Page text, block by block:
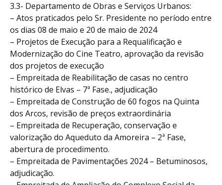
3.3- Departamento de Obras e Serviços Urbanos:
– Atos praticados pelo Sr. Presidente no período entre
os dias 08 de maio e 20 de maio de 2024
– Projetos de Execução para a Requalificação e
Modernização do Cine Teatro, aprovação da revisão
dos projetos de execução
– Empreitada de Reabilitação de casas no centro
histórico de Elvas – 7ª Fase., adjudicação
– Empreitada de Construção de 60 fogos na Quinta
dos Arcos, revisão de preços extraordinária
– Empreitada de Recuperação, conservação e
valorização do Aqueduto da Amoreira – 2ª Fase,
abertura de procedimento.
– Empreitada de Pavimentações 2024 – Betuminosos,
adjudicação.